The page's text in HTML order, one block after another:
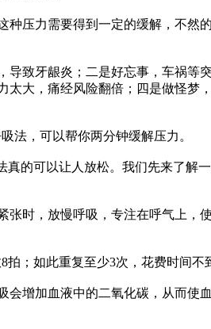
压力需要得到一定的缓解，不然
致牙龈炎；二是好忘事，车祸等
大，痛经风险翻倍；四是做怪梦
，可以帮你两分钟缓解压力。
的可以让人放松。我们先来了解
时，放慢呼吸，专注在呼气上，
；如此重复至少3次，花费时间不
增加血液中的二氧化碳，从而使血